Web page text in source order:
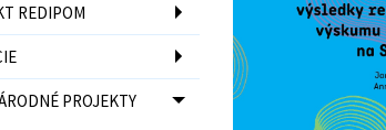
REDIPOM
PROJEKTY